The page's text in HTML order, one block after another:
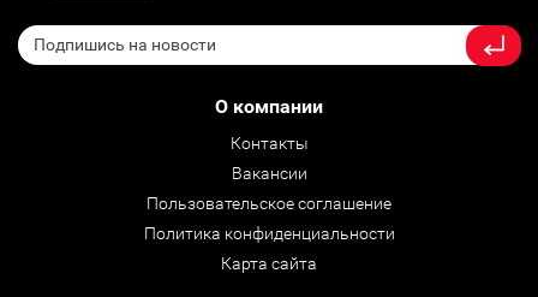
О компании
Контакты
Вакансии
Пользовательское соглашение
Политика конфиденциальности
Карта сайта